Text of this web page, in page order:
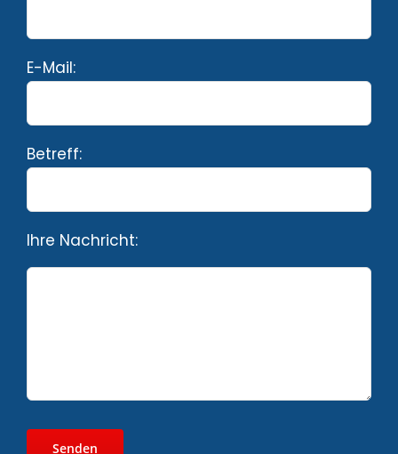
E-Mail:
Betreff:
Ihre Nachricht: